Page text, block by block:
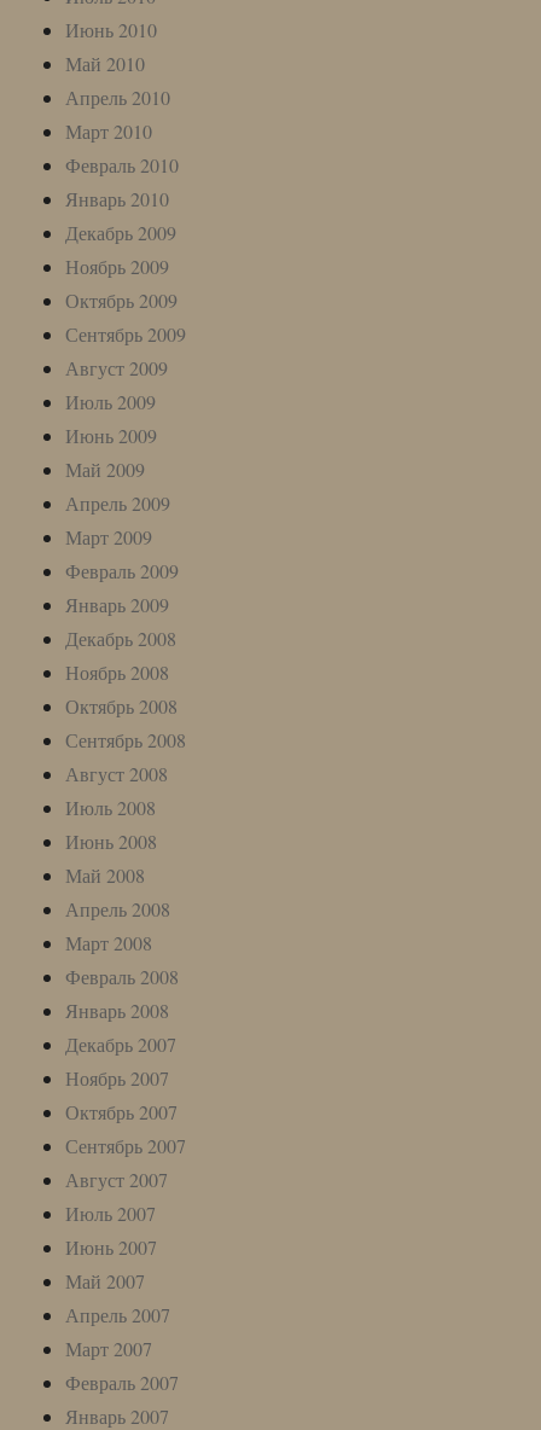
Июнь 2010
Май 2010
Апрель 2010
Март 2010
Февраль 2010
Январь 2010
Декабрь 2009
Ноябрь 2009
Октябрь 2009
Сентябрь 2009
Август 2009
Июль 2009
Июнь 2009
Май 2009
Апрель 2009
Март 2009
Февраль 2009
Январь 2009
Декабрь 2008
Ноябрь 2008
Октябрь 2008
Сентябрь 2008
Август 2008
Июль 2008
Июнь 2008
Май 2008
Апрель 2008
Март 2008
Февраль 2008
Январь 2008
Декабрь 2007
Ноябрь 2007
Октябрь 2007
Сентябрь 2007
Август 2007
Июль 2007
Июнь 2007
Май 2007
Апрель 2007
Март 2007
Февраль 2007
Январь 2007